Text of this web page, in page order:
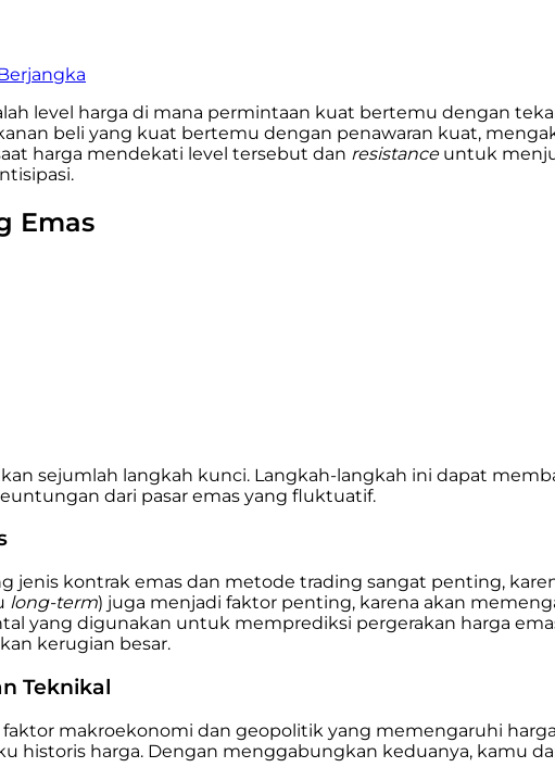
level harga di mana permintaan kuat bertemu dengan
beli yang kuat bertemu dengan penawaran kuat,
harga mendekati level tersebut dan resistanceuntuk
Emas
sejumlah langkah kunci. Langkah-langkah ini dapat
dari pasar emas yang fluktuatif.
jenis kontrak emas dan metode trading sangat penting,
long-term) juga menjadi faktor penting, karena akan
yang digunakan untuk memprediksi pergerakan harga
kerugian besar.
Teknikal
makroekonomi dan geopolitik yang memengaruhi
historis harga. Dengan menggabungkan keduanya, kamu